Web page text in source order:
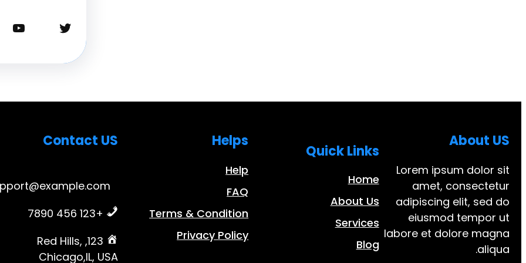
تويتر
يوتيوب
About US
Lorem ipsum dolor sit
amet, consectetur
adipiscing elit, sed do
eiusmod tempor ut
labore et dolore magna
aliqua.
Quick Links
Home
About Us
Services
Blog
Helps
Help
FAQ
Terms & Condition
Privacy Policy
Contact US
+123 456 7890
123, Red Hills,
Chicago,IL, USA